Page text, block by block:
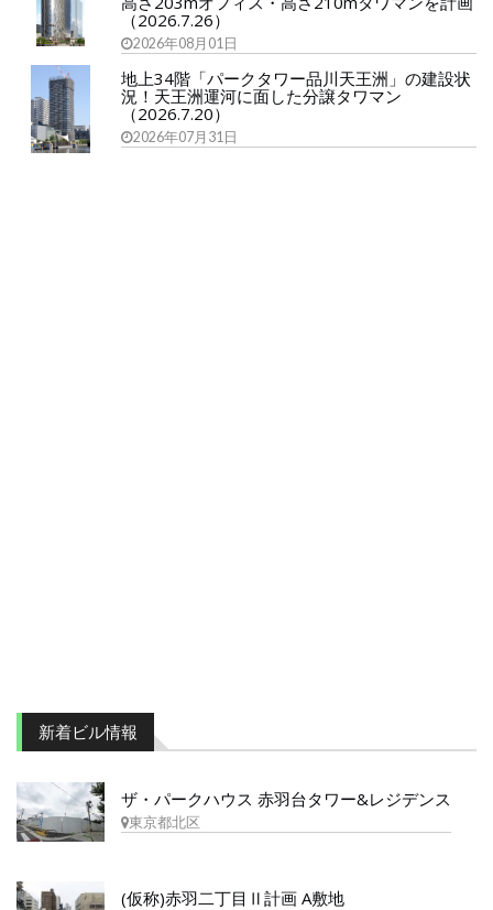
（2026.7.26）
2026年08月01日
地上34階「パークタワー品川天王洲」の建設状
況！天王洲運河に面した分譲タワマン
（2026.7.20）
2026年07月31日
新着ビル情報
ザ・パークハウス 赤羽台タワー&レジデンス
東京都北区
(仮称)赤羽二丁目Ⅱ計画 A敷地